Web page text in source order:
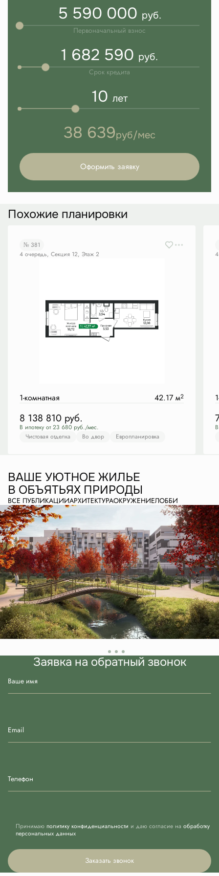
5 590 000 руб.
Первоначальный взнос
1 682 590 руб.
Срок кредита
10 лет
38 639руб/мес
Оформить заявку
Похожие планировки
№ 381
4 очередь, Секция 12, Этаж 2
1-комнатная 42.17 м2
8 138 810 руб.
В ипотеку от 23 680 руб./мес.
Чистовая отделка
Во двор Европланировка
ВАШЕ УЮТНОЕ ЖИЛЬЕ
В ОБЪЯТЬЯХ ПРИРОДЫ
ВСЕ ПУБЛИКАЦИИАРХИТЕКТУРАОКРУЖЕНИЕЛОББИ
Заявка на обратный звонок
Ваше имя
Email
Телефон
Принимаю политику конфиденциальности и даю согласие на обработку
персональных данных
Заказать звонок